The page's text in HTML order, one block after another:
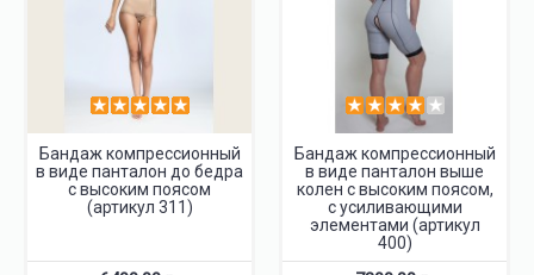
Бандаж компрессионный
в виде панталон до бедра
с высоким поясом
(артикул 311)
Бандаж компрессионный
в виде панталон выше
колен с высоким поясом,
с усиливающими
элементами (артикул
400)